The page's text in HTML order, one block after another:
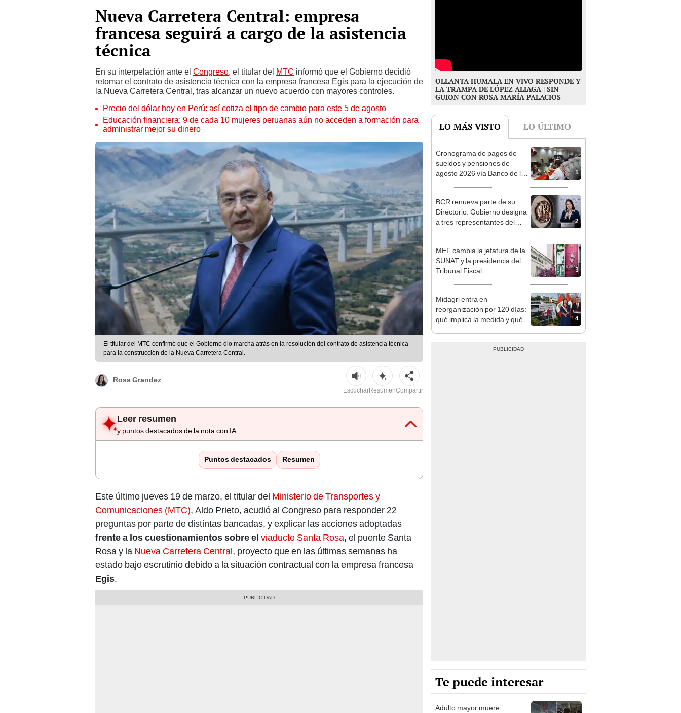
Nueva Carretera Central: empresa
francesa seguirá a cargo de la asistencia
técnica
En su interpelación ante el Congreso, el titular del MTC informó que el Gobierno decidió
retomar el contrato de asistencia técnica con la empresa francesa Egis para la ejecución de
la Nueva Carretera Central, tras alcanzar un nuevo acuerdo con mayores controles.
Precio del dólar hoy en Perú: así cotiza el tipo de cambio para este 5 de agosto
Educación financiera: 9 de cada 10 mujeres peruanas aún no acceden a formación para
administrar mejor su dinero
El titular del MTC confirmó que el Gobierno dio marcha atrás en la resolución del contrato de asistencia técnica
para la construcción de la Nueva Carretera Central.
Rosa Grandez
EscucharResumenCompartir
Leer resumen
y puntos destacados de la nota con IA
Puntos destacados Resumen
Este último jueves 19 de marzo, el titular del Ministerio de Transportes y
Comunicaciones (MTC), Aldo Prieto, acudió al Congreso para responder 22
preguntas por parte de distintas bancadas, y explicar las acciones adoptadas
frente a los cuestionamientos sobre el viaducto Santa Rosa, el puente Santa
Rosa y la Nueva Carretera Central, proyecto que en las últimas semanas ha
estado bajo escrutinio debido a la situación contractual con la empresa francesa
Egis.
OLLANTA HUMALA EN VIVO RESPONDE Y
LA TRAMPA DE LÓPEZ ALIAGA | SIN
GUION CON ROSA MARÍA PALACIOS
LO MÁS VISTO LO ÚLTIMO
1
Cronograma de pagos de
sueldos y pensiones de
agosto 2026 vía Banco de la
2
BCR renueva parte de su
Directorio: Gobierno designa
a tres representantes del
3
MEF cambia la jefatura de la
SUNAT y la presidencia del
Tribunal Fiscal
4
Midagri entra en
reorganización por 120 días:
qué implica la medida y qué
Te puede interesar
Adulto mayor muere